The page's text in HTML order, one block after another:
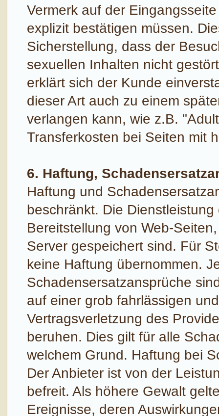
Vermerk auf der
explizit bestätigen müssen.
Sicherstellung, dass der
sexuellen Inhalten nicht
erklärt sich der Kunde
dieser Art auch zu einem
verlangen kann, wie z.B.
Transferkosten bei Seiten mit
6. Haftung,
Haftung und
beschränkt. Die
Bereitstellung von Web-
Server gespeichert sind. Für
keine Haftung übernommen.
Schadensersatzansprüche
auf einer grob fahrlässigen
Vertragsverletzung des
beruhen. Dies gilt für alle
welchem Grund. Haftung bei
Der Anbieter ist von der
befreit. Als höhere Gewalt
Ereignisse, deren